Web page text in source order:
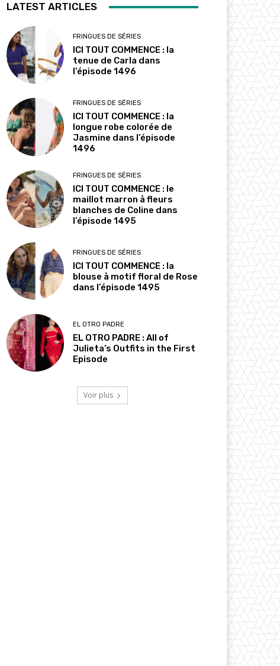
LATEST ARTICLES
FRINGUES DE SÉRIES
ICI TOUT COMMENCE : la
tenue de Carla dans
l’épisode 1496
FRINGUES DE SÉRIES
ICI TOUT COMMENCE : la
longue robe colorée de
Jasmine dans l’épisode
1496
FRINGUES DE SÉRIES
ICI TOUT COMMENCE : le
maillot marron à fleurs
blanches de Coline dans
l’épisode 1495
FRINGUES DE SÉRIES
ICI TOUT COMMENCE : la
blouse à motif floral de Rose
dans l’épisode 1495
EL OTRO PADRE
EL OTRO PADRE : All of
Julieta’s Outfits in the First
Episode
Voir plus